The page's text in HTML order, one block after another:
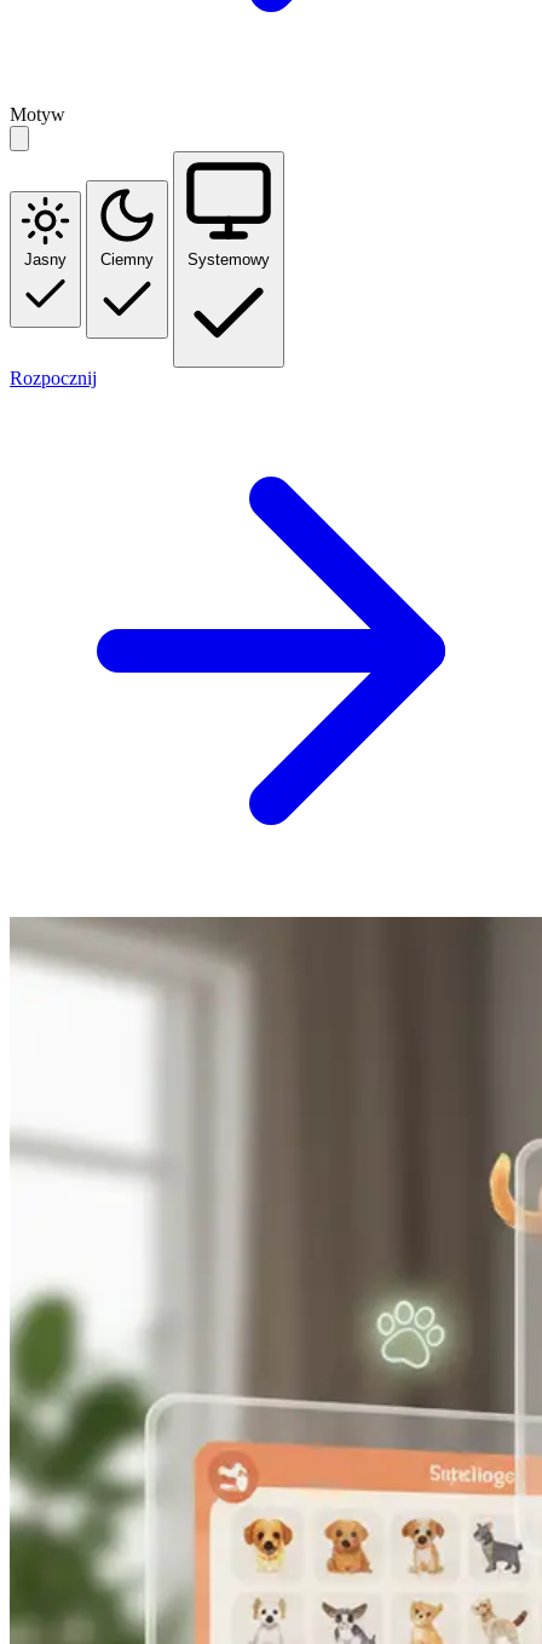
Motyw
Jasny Ciemny Systemowy
Rozpocznij